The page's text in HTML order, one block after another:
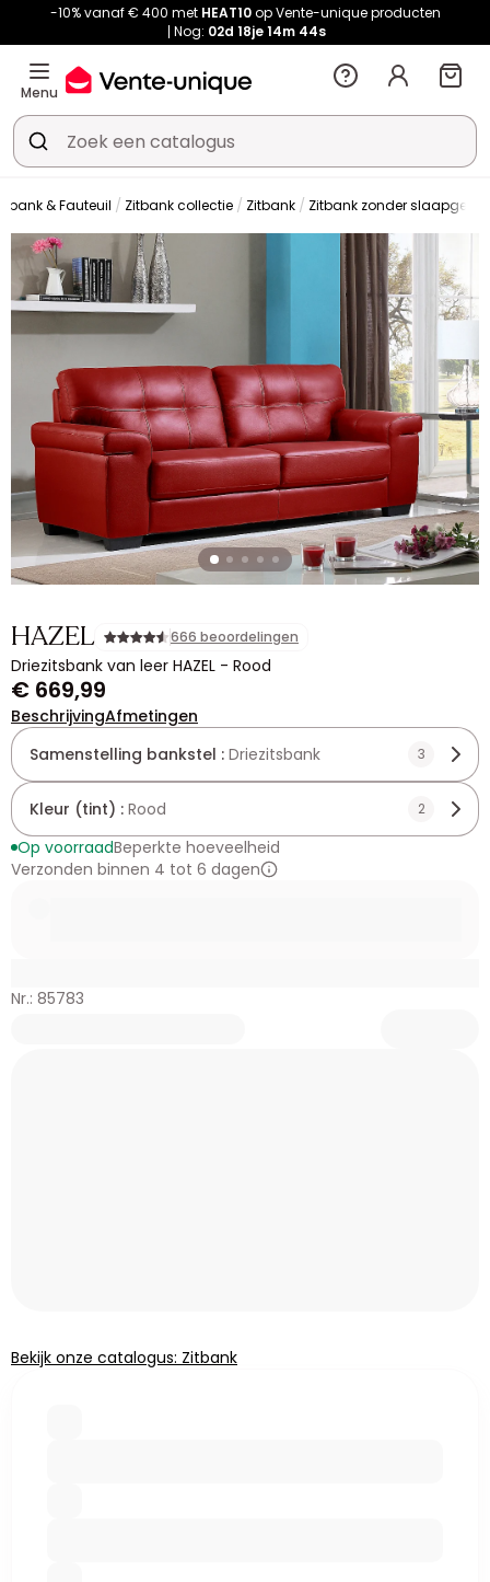
-10% vanaf € 400 met HEAT10op Vente-unique producten
Nog: 02d 18je14m 44s
Menu
& Fauteuil Zitbank collectie Zitbank Zitbank zonder
HAZEL 666 beoordelingen
Driezitsbank van leer HAZEL - Rood
€ 669,99
BeschrijvingAfmetingen
Samenstelling bankstel : Driezitsbank 3
Kleur (tint) : Rood 2
Op voorraadBeperkte hoeveelheid
Verzonden binnen 4 tot 6 dagen
Nr.: 85783
Bekijk onze catalogus: Zitbank